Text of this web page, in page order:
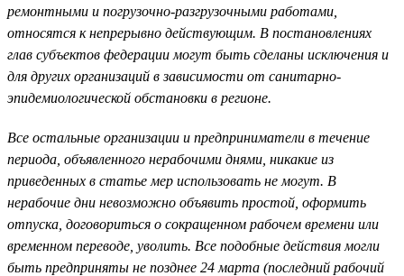
ремонтными и погрузочно-разгрузочными работами,
относятся к непрерывно действующим. В постановлениях
глав субъектов федерации могут быть сделаны исключения и
для других организаций в зависимости от санитарно-
эпидемиологической обстановки в регионе.
Все остальные организации и предприниматели в течение
периода, объявленного нерабочими днями, никакие из
приведенных в статье мер использовать не могут. В
нерабочие дни невозможно объявить простой, оформить
отпуска, договориться о сокращенном рабочем времени или
временном переводе, уволить. Все подобные действия могли
быть предприняты не позднее 24 марта (последний рабочий